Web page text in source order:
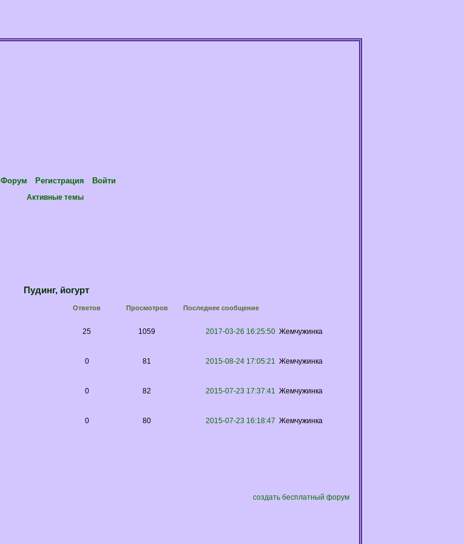
Форум Регистрация Войти
Активные темы
Пудинг, йогурт
Ответов Просмотров Последнее сообщение
25 1059 2017-03-26 16:25:50 Жемчужинка
0 81 2015-08-24 17:05:21 Жемчужинка
0 82 2015-07-23 17:37:41 Жемчужинка
0 80 2015-07-23 16:18:47 Жемчужинка
создать бесплатный форум